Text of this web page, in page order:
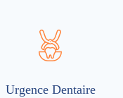
Urgence Dentaire